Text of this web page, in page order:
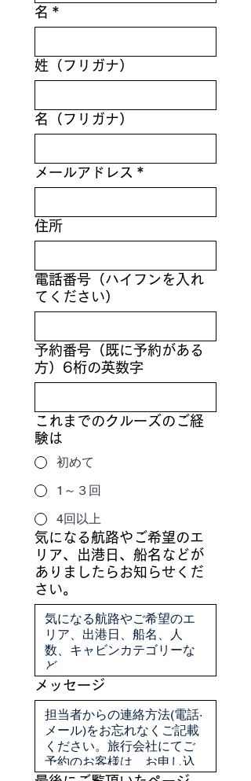
名 *
姓（フリガナ）
名（フリガナ）
メールアドレス *
住所
電話番号（ハイフンを入れ
てください）
予約番号（既に予約がある
方）6桁の英数字
これまでのクルーズのご経
験は
初めて
1～３回
4回以上
気になる航路やご希望のエ
リア、出港日、船名などが
ありましたらお知らせくだ
さい。
メッセージ